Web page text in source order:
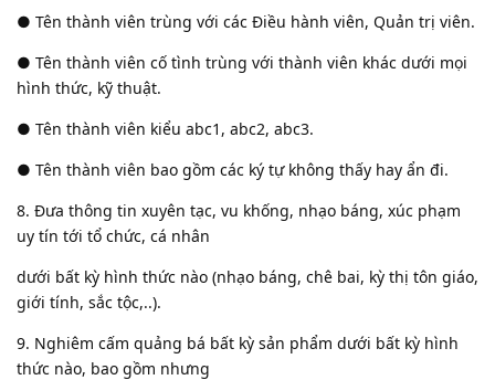
● Tên thành viên trùng với các Điều hành viên, Quản trị viên.
● Tên thành viên cố tình trùng với thành viên khác dưới mọi
hình thức, kỹ thuật.
● Tên thành viên kiểu abc1, abc2, abc3.
● Tên thành viên bao gồm các ký tự không thấy hay ẩn đi.
8. Đưa thông tin xuyên tạc, vu khống, nhạo báng, xúc phạm
uy tín tới tổ chức, cá nhân
dưới bất kỳ hình thức nào (nhạo báng, chê bai, kỳ thị tôn giáo,
giới tính, sắc tộc,..).
9. Nghiêm cấm quảng bá bất kỳ sản phẩm dưới bất kỳ hình
thức nào, bao gồm nhưng